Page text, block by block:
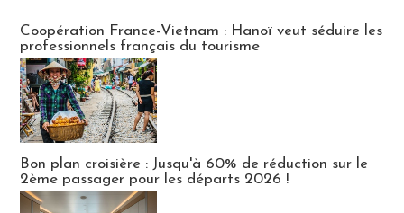
Coopération France-Vietnam : Hanoï veut séduire les
professionnels français du tourisme
Bon plan croisière : Jusqu'à 60% de réduction sur le
2ème passager pour les départs 2026 !